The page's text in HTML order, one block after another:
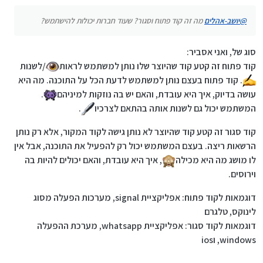
לתמונה בעברית בשרת הפורום
אתם צריכים להוריד ולהתקין דרייבר מיוחד
החומרתי והוא מעביר את זה למערכת
ההפעלה וכן הלאה.
יישומים".
למשתמש ומוגנת למערכת, וכן בצורה
שתיצור כמה שפחות בעיות אבטחה ובאגים
(נגיד שאתם מחשבים פעולה במחשבון,
הapi מעביר את החישוב למערכת הפעלה,
היא בודקת אם הבקשה לגיטימית, מבצעת
יש המון סוגים שונים של מערכות הפעלה למכשירים
המוכרת ביותר למחשבים אישיים. נוחה מאוד בעיקר
המחשב בצורה שהוא יותר מסתדר איתה. עוד יתרון שלה
הוא שרוב המפתחי תוכנות מפתחים תוכנות בעיקר
@יושב-אהליםמה זה קוד פתוח וסגור? שעוד חברות יכולות להישתמש?
סוג של, ואני אסביר:
קוד פתוח זה קטע קוד שהיוצר שלו נותן למשתמש לראות
️/לשנות
️. קוד פתוח בעצם נותן למשתמש לדעת הכל על התוכנה. מה היא
עושה בדיוק, איך היא עובדת, והאם יש בה נוזקות למיניהם
.
המשתמש יכול גם לשנות אותה בהתאם לצרכיו
️.
קוד סגור זה קטע קוד שהיוצר לא נותן גישה לקוד המקור, אלא רק נותן
הרשאות ריצה. בעצם המשתמש יכול רק להפעיל את התוכנה, אבל אין
לו מושג מה היא מכילה
, איך היא עובדת, והאם יכולים להיות בה
וירוסים.
דוגמאות לקוד פתוח: אפליקציית signal, מערכות הפעלה מסוג
לינוקס, טלגרם
דוגמאות לקוד סגור: אפליקציית whatsapp, מערכת ההפעלה
windows, וios